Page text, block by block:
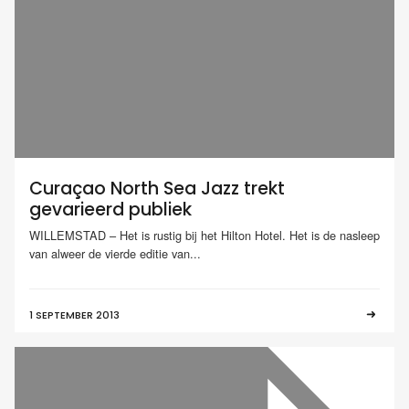
Curaçao North Sea Jazz trekt
gevarieerd publiek
WILLEMSTAD – Het is rustig bij het Hilton Hotel. Het is de nasleep
van alweer de vierde editie van...
1 SEPTEMBER 2013